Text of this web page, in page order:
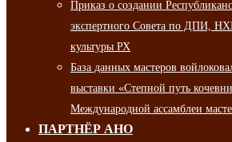
Приказ о создании
экспертного Совета по ДПИ,
культуры РХ
База данных мастеров
выставки «Степной путь
Международной ассамблеи
ПАРТНЁР АНО